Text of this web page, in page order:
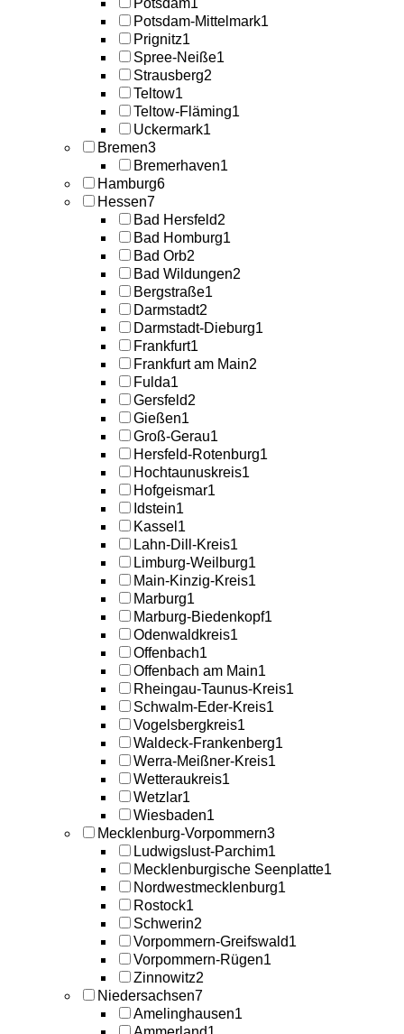
Potsdam1
Potsdam-Mittelmark1
Prignitz1
Spree-Neiße1
Strausberg2
Teltow1
Teltow-Fläming1
Uckermark1
Bremen3
Bremerhaven1
Hamburg6
Hessen7
Bad Hersfeld2
Bad Homburg1
Bad Orb2
Bad Wildungen2
Bergstraße1
Darmstadt2
Darmstadt-Dieburg1
Frankfurt1
Frankfurt am Main2
Fulda1
Gersfeld2
Gießen1
Groß-Gerau1
Hersfeld-Rotenburg1
Hochtaunuskreis1
Hofgeismar1
Idstein1
Kassel 1
Lahn-Dill-Kreis1
Limburg-Weilburg1
Main-Kinzig-Kreis1
Marburg1
Marburg-Biedenkopf1
Odenwaldkreis1
Offenbach1
Offenbach am Main1
Rheingau-Taunus-Kreis1
Schwalm-Eder-Kreis1
Vogelsbergkreis1
Waldeck-Frankenberg1
Werra-Meißner-Kreis1
Wetteraukreis1
Wetzlar1
Wiesbaden1
Mecklenburg-Vorpommern3
Ludwigslust-Parchim1
Mecklenburgische Seenplatte1
Nordwestmecklenburg1
Rostock1
Schwerin2
Vorpommern-Greifswald1
Vorpommern-Rügen1
Zinnowitz2
Niedersachsen7
Amelinghausen1